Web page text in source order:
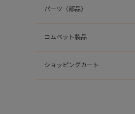
パーツ（部品）
コムペット製品
ショッピングカート